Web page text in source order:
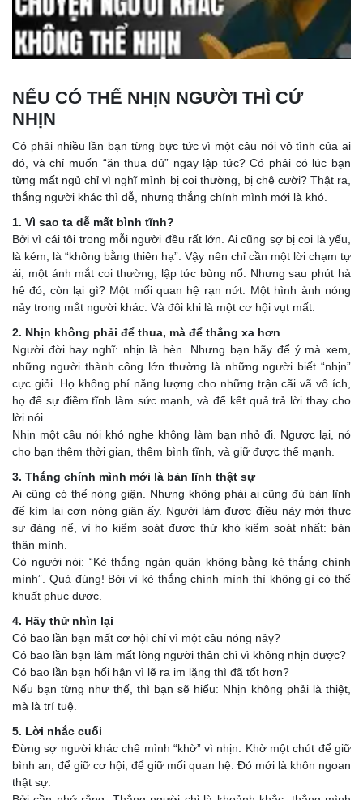
NẾU CÓ THỂ NHỊN NGƯỜI THÌ CỨ
NHỊN
Có phải nhiều lần bạn từng bực tức vì một câu nói vô tình của ai
đó, và chỉ muốn “ăn thua đủ” ngay lập tức? Có phải có lúc bạn
từng mất ngủ chỉ vì nghĩ mình bị coi thường, bị chê cười? Thật ra,
thắng người khác thì dễ, nhưng thắng chính mình mới là khó.
1. Vì sao ta dễ mất bình tĩnh?
Bởi vì cái tôi trong mỗi người đều rất lớn. Ai cũng sợ bị coi là yếu,
là kém, là “không bằng thiên hạ”. Vậy nên chỉ cần một lời chạm tự
ái, một ánh mắt coi thường, lập tức bùng nổ. Nhưng sau phút hả
hê đó, còn lại gì? Một mối quan hệ rạn nứt. Một hình ảnh nóng
nảy trong mắt người khác. Và đôi khi là một cơ hội vụt mất.
2. Nhịn không phải để thua, mà để thắng xa hơn
Người đời hay nghĩ: nhịn là hèn. Nhưng bạn hãy để ý mà xem,
những người thành công lớn thường là những người biết “nhịn”
cực giỏi. Họ không phí năng lượng cho những trận cãi vã vô ích,
họ để sự điềm tĩnh làm sức mạnh, và để kết quả trả lời thay cho
lời nói.
Nhịn một câu nói khó nghe không làm bạn nhỏ đi. Ngược lại, nó
cho bạn thêm thời gian, thêm bình tĩnh, và giữ được thế mạnh.
3. Thắng chính mình mới là bản lĩnh thật sự
Ai cũng có thể nóng giận. Nhưng không phải ai cũng đủ bản lĩnh
để kìm lại cơn nóng giận ấy. Người làm được điều này mới thực
sự đáng nể, vì họ kiểm soát được thứ khó kiểm soát nhất: bản
thân mình.
Có người nói: “Kẻ thắng ngàn quân không bằng kẻ thắng chính
mình”. Quả đúng! Bởi vì kẻ thắng chính mình thì không gì có thể
khuất phục được.
4. Hãy thử nhìn lại
Có bao lần bạn mất cơ hội chỉ vì một câu nóng nảy?
Có bao lần bạn làm mất lòng người thân chỉ vì không nhịn được?
Có bao lần bạn hối hận vì lẽ ra im lặng thì đã tốt hơn?
Nếu bạn từng như thế, thì bạn sẽ hiểu: Nhịn không phải là thiệt,
mà là trí tuệ.
5. Lời nhắc cuối
Đừng sợ người khác chê mình “khờ” vì nhịn. Khờ một chút để giữ
bình an, để giữ cơ hội, để giữ mối quan hệ. Đó mới là khôn ngoan
thật sự.